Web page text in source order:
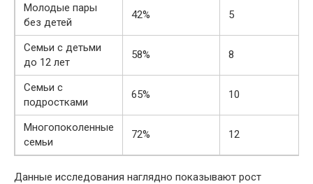
Молодые пары
без детей
42% 5
Семьи с детьми
до 12 лет
58% 8
Семьи с
подростками
65% 10
Многопоколенные
семьи
72% 12
Данные исследования наглядно показывают рост